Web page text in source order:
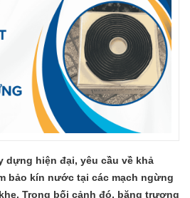
dựng hiện đại, yêu cầu về khả
bảo kín nước tại các mạch ngừng
Trong bối cảnh đó, băng trương